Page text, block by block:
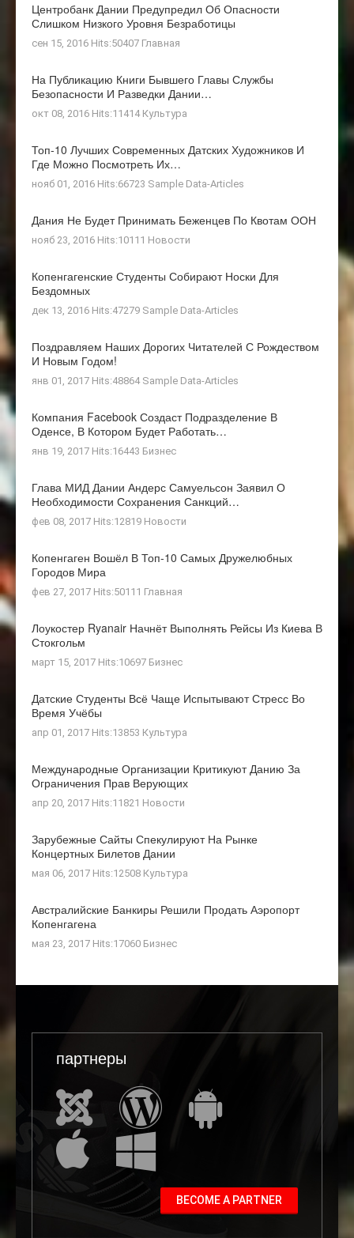
Центробанк Дании Предупредил Об Опасности
Слишком Низкого Уровня Безработицы
сен 15, 2016 Hits:50407 Главная
На Публикацию Книги Бывшего Главы Службы
Безопасности И Разведки Дании…
окт 08, 2016 Hits:11414 Культура
Топ-10 Лучших Современных Датских Художников И
Где Можно Посмотреть Их…
нояб 01, 2016 Hits:66723 Sample Data-Articles
Дания Не Будет Принимать Беженцев По Квотам ООН
нояб 23, 2016 Hits:10111 Новости
Копенгагенские Студенты Собирают Носки Для
Бездомных
дек 13, 2016 Hits:47279 Sample Data-Articles
Поздравляем Наших Дорогих Читателей С Рождеством
И Новым Годом!
янв 01, 2017 Hits:48864 Sample Data-Articles
Компания Facebook Создаст Подразделение В
Оденсе, В Котором Будет Работать…
янв 19, 2017 Hits:16443 Бизнес
Глава МИД Дании Андерс Самуельсон Заявил О
Необходимости Сохранения Санкций…
фев 08, 2017 Hits:12819 Новости
Копенгаген Вошёл В Топ-10 Самых Дружелюбных
Городов Мира
фев 27, 2017 Hits:50111 Главная
Лоукостер Ryanair Начнёт Выполнять Рейсы Из Киева В
Стокгольм
март 15, 2017 Hits:10697 Бизнес
Датские Студенты Всё Чаще Испытывают Стресс Во
Время Учёбы
апр 01, 2017 Hits:13853 Культура
Международные Организации Критикуют Данию За
Ограничения Прав Верующих
апр 20, 2017 Hits:11821 Новости
Зарубежные Сайты Спекулируют На Рынке
Концертных Билетов Дании
мая 06, 2017 Hits:12508 Культура
Австралийские Банкиры Решили Продать Аэропорт
Копенгагена
мая 23, 2017 Hits:17060 Бизнес
партнеры
BECOME A PARTNER